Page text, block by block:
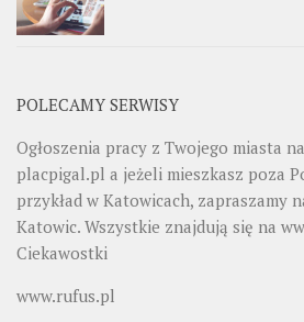
POLECAMY SERWISY
Ogłoszenia pracy z Twojego miasta
placpigal.pl a jeżeli mieszkasz poza
przykład w Katowicach, zapraszamy
Katowic. Wszystkie znajdują się na
Ciekawostki
www.rufus.pl